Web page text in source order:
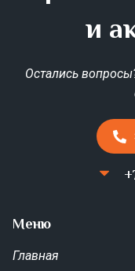
и
Остались
Меню
Главная